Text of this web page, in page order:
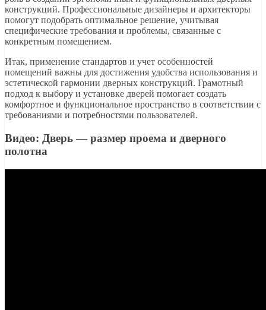
конструкций. Профессиональные дизайнеры и архитекторы
помогут подобрать оптимальное решение, учитывая
специфические требования и проблемы, связанные с
конкретным помещением.
Итак, применение стандартов и учет особенностей
помещений важны для достижения удобства использования и
эстетической гармонии дверных конструкций. Грамотный
подход к выбору и установке дверей помогает создать
комфортное и функциональное пространство в соответствии с
требованиями и потребностями пользователей.
Видео: Дверь — размер проема и дверного
полотна